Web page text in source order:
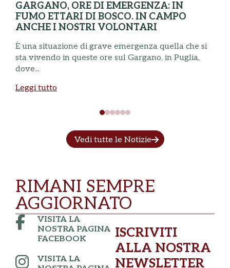
GARGANO, ORE DI EMERGENZA: IN
FUMO ETTARI DI BOSCO. IN CAMPO
ANCHE I NOSTRI VOLONTARI
È una situazione di grave emergenza quella che si
sta vivendo in queste ore sul Gargano, in Puglia,
dove...
Leggi tutto
Vedi tutte le Notizie
RIMANI SEMPRE
AGGIORNATO
VISITA LA
NOSTRA PAGINA
FACEBOOK
VISITA LA
ISCRIVITI
ALLA NOSTRA
NEWSLETTER